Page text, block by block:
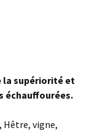
la supériorité et
échauffourées.
vigne,